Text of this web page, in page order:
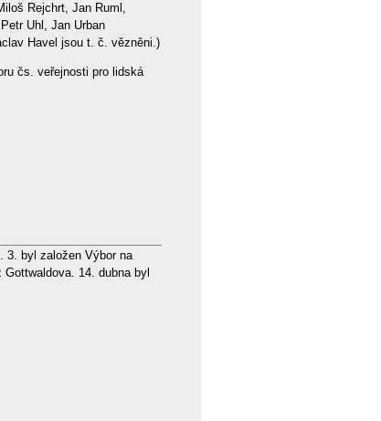
Rejchrt, Jan Ruml,
Uhl, Jan Urban
Havel jsou t. č. vězněni.)
čs. veřejnosti pro lidská
3. byl založen Výbor na
14. dubna byl